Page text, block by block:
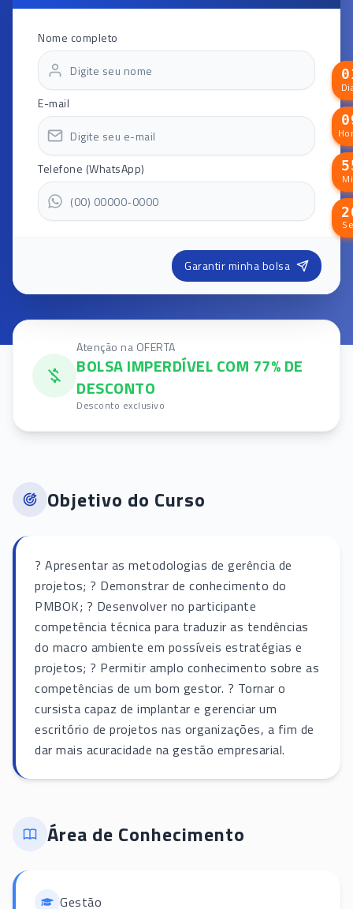
Nome completo
E-mail
Telefone (WhatsApp)
Garantir minha bolsa
Atenção na OFERTA
BOLSA IMPERDÍVEL COM 77% DE
DESCONTO
Desconto exclusivo
Objetivo do Curso
? Apresentar as metodologias de gerência de
projetos; ? Demonstrar de conhecimento do
PMBOK; ? Desenvolver no participante
competência técnica para traduzir as tendências
do macro ambiente em possíveis estratégias e
projetos; ? Permitir amplo conhecimento sobre as
competências de um bom gestor. ? Tornar o
cursista capaz de implantar e gerenciar um
escritório de projetos nas organizações, a fim de
dar mais acuracidade na gestão empresarial.
Área de Conhecimento
Gestão